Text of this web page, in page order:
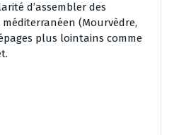
d’assembler des
(Mourvèdre,
plus lointains comme